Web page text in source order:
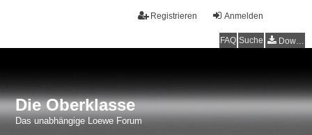
Anmelden
Registrieren
FAQ Suche Downloads
Die Oberklasse
Das unabhängige Loewe Forum